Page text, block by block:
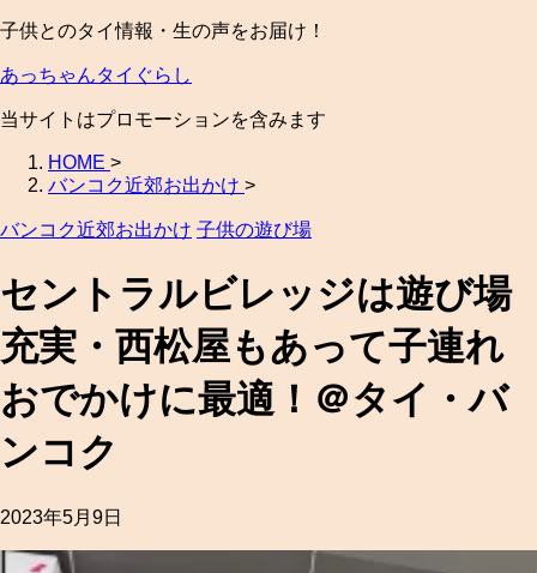
子供とのタイ情報・生の声をお届け！
あっちゃんタイぐらし
当サイトはプロモーションを含みます
HOME >
バンコク近郊お出かけ >
バンコク近郊お出かけ 子供の遊び場
セントラルビレッジは遊び場
充実・西松屋もあって子連れ
おでかけに最適！＠タイ・バ
ンコク
2023年5月9日